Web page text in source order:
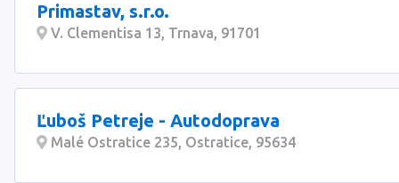
Primastav, s.r.o.
V. Clementisa 13, Trnava, 91701
Ľuboš Petreje - Autodoprava
Malé Ostratice 235, Ostratice, 95634